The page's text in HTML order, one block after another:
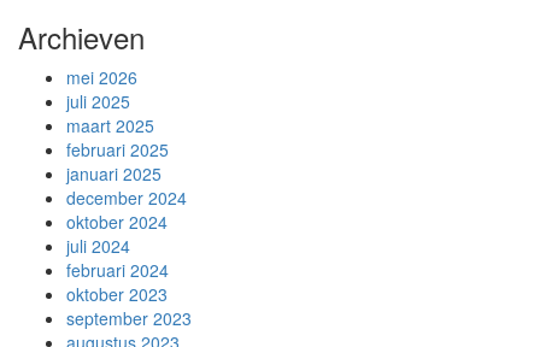
Archieven
mei 2026
juli 2025
maart 2025
februari 2025
januari 2025
december 2024
oktober 2024
juli 2024
februari 2024
oktober 2023
september 2023